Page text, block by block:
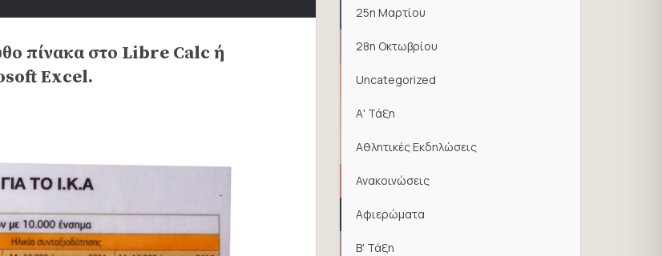
πίνακα στο Libre Calc ή
Excel.
25η Μαρτίου
28η Οκτωβρίου
Uncategorized
Α' Τάξη
Αθλητικές Εκδηλώσεις
Ανακοινώσεις
Αφιερώματα
Β' Τάξη